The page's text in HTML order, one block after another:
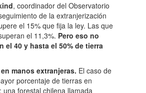
, coordinador del Observatorio
de la extranjerización
el 15% que fija la ley. Las que
el 11,3%. Pero eso no
el 40 y hasta el 50% de tierra
manos extranjeras. El caso de
porcentaje de tierras en
forestal chilena llamada